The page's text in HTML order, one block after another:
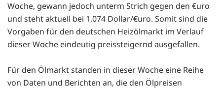
Woche, gewann jedoch unterm Strich gegen den €uro
und steht aktuell bei 1,074 Dollar/€uro. Somit sind die
Vorgaben für den deutschen Heizölmarkt im Verlauf
dieser Woche eindeutig preissteigernd ausgefallen.
Für den Ölmarkt standen in dieser Woche eine Reihe
von Daten und Berichten an, die den Ölpreisen